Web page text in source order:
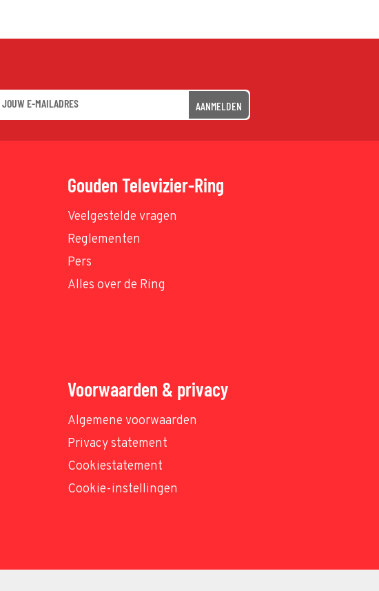
AANMELDEN
Gouden Televizier-Ring
Veelgestelde vragen
Reglementen
Pers
Alles over de Ring
Voorwaarden & privacy
Algemene voorwaarden
Privacy statement
Cookiestatement
Cookie-instellingen